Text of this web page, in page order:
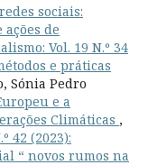
sociais:
de
Vol. 19 N.º 34
e práticas
Sónia Pedro
e a
Climáticas ,
42 (2023):
“ novos rumos na